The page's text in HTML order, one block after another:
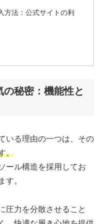
方法：公式サイトの利
の秘密：機能性と
いる理由の一つは、その
。
ール構造を採用してお
す。
圧力を分散させること